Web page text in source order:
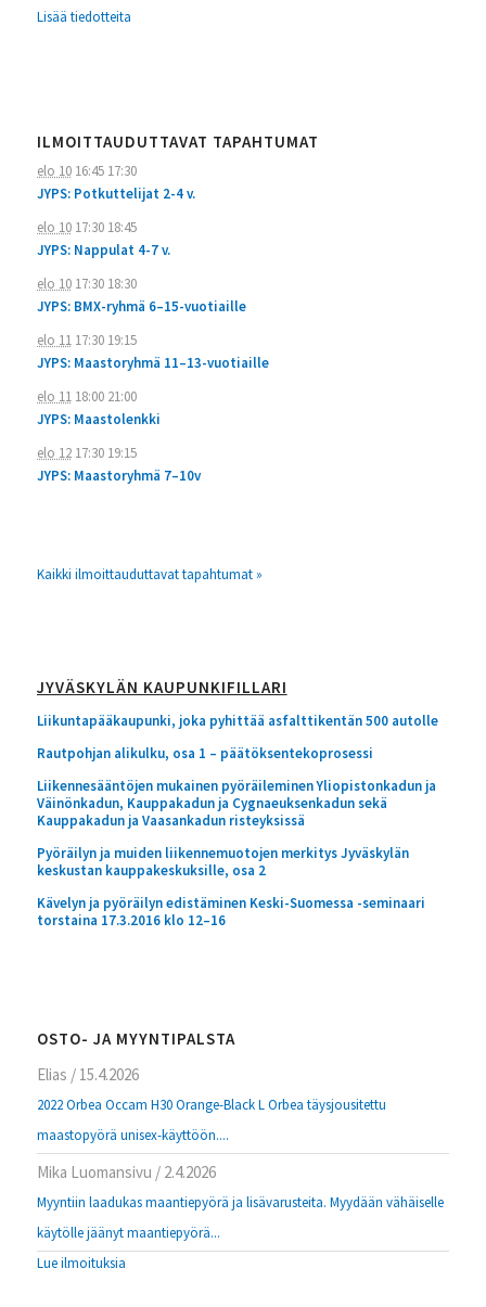
Lisää tiedotteita
ILMOITTAUDUTTAVAT TAPAHTUMAT
elo 1016:45 17:30
JYPS: Potkuttelijat 2-4 v.
elo 1017:30 18:45
JYPS: Nappulat 4-7 v.
elo 1017:30 18:30
JYPS: BMX-ryhmä 6–15-vuotiaille
elo 1117:30 19:15
JYPS: Maastoryhmä 11–13-vuotiaille
elo 1118:00 21:00
JYPS: Maastolenkki
elo 1217:30 19:15
JYPS: Maastoryhmä 7–10v
Kaikki ilmoittauduttavat tapahtumat »
JYVÄSKYLÄN KAUPUNKIFILLARI
Liikuntapääkaupunki, joka pyhittää asfalttikentän 500 autolle
Rautpohjan alikulku, osa 1 – päätöksentekoprosessi
Liikennesääntöjen mukainen pyöräileminen Yliopistonkadun ja
Väinönkadun, Kauppakadun ja Cygnaeuksenkadun sekä
Kauppakadun ja Vaasankadun risteyksissä
Pyöräilyn ja muiden liikennemuotojen merkitys Jyväskylän
keskustan kauppakeskuksille, osa 2
Kävelyn ja pyöräilyn edistäminen Keski-Suomessa -seminaari
torstaina 17.3.2016 klo 12–16
OSTO- JA MYYNTIPALSTA
Elias / 15.4.2026
2022 Orbea Occam H30 Orange-Black L Orbea täysjousitettu
maastopyörä unisex-käyttöön....
Mika Luomansivu / 2.4.2026
Myyntiin laadukas maantiepyörä ja lisävarusteita. Myydään vähäiselle
käytölle jäänyt maantiepyörä...
Lue ilmoituksia